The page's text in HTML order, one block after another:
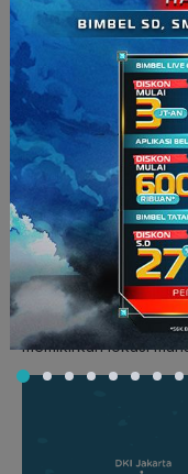
hari. Adakah yang
dituju?
Di luar, langit sudah
makan malam dan
depan pintu masuk
keberangkatan dan
menuju kereta
menunggu.
Berbeda seperti
siswa-siswa justru
mendapati kursinya.
menguras energi.
waktu hingga 8 jam.
memikirkan lokasi